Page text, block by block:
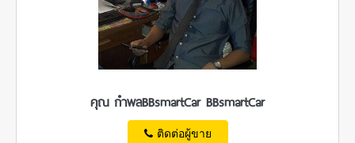
คุณ กำพลBBsmartCar BBsmartCar
ติดต่อผู้ขาย